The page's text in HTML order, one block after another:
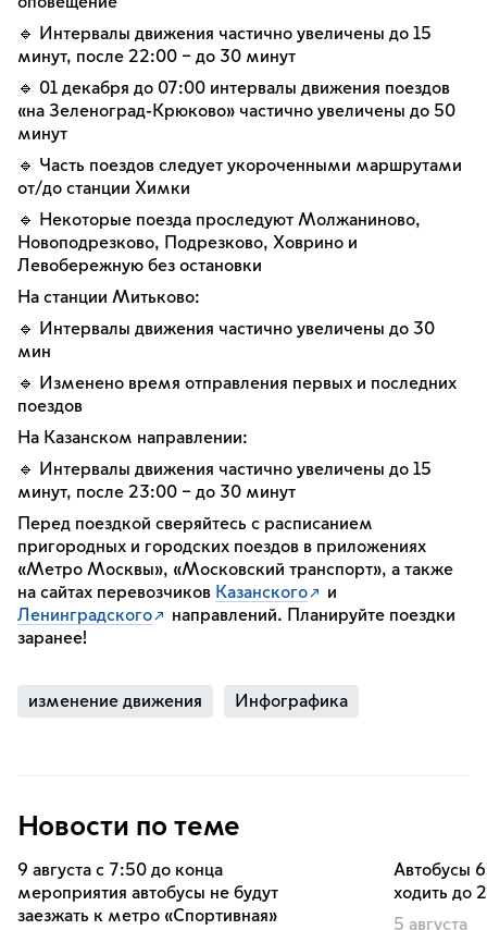
🔹 Интервалы движения частично увеличены до 15
минут, после 22:00 – до 30 минут
🔹 01 декабря до 07:00 интервалы движения поездов
«на Зеленоград-Крюково» частично увеличены до 50
минут
🔹 Часть поездов следует укороченными маршрутами
от/до станции Химки
🔹 Некоторые поезда проследуют Молжаниново,
Новоподрезково, Подрезково, Ховрино и
Левобережную без остановки
На станции Митьково:
🔹 Интервалы движения частично увеличены до 30
мин
🔹 Изменено время отправления первых и последних
поездов
На Казанском направлении:
🔹 Интервалы движения частично увеличены до 15
минут, после 23:00 – до 30 минут
Перед поездкой сверяйтесь с расписанием
пригородных и городских поездов в приложениях
«Метро Москвы», «Московский транспорт», а также
на сайтах перевозчиков Казанского
и
Ленинградского
направлений. Планируйте поездки
заранее!
изменение движения Инфографика
Новости по теме
9 августа с 7:50 до конца
мероприятия автобусы не будут
заезжать к метро «Спортивная»
Автобусы
ходить до
5 августа